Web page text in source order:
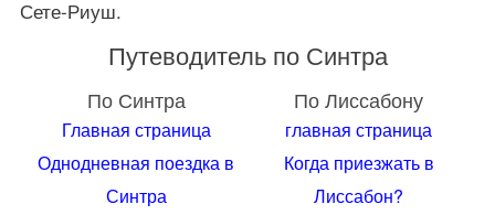
Сете-Риуш.
Путеводитель по Синтра
По Синтра
Главная страница
Однодневная поездка в
Синтра
По Лиссабону
главная страница
Когда приезжать в
Лиссабон?